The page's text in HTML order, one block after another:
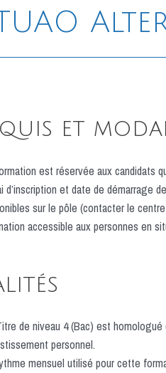
et
est réservée aux candidats
d’inscription et date de démarrage
sur le pôle (contacter le
accessible aux personnes en
de niveau 4 (Bac) est
personnel.
mensuel utilisé pour cette